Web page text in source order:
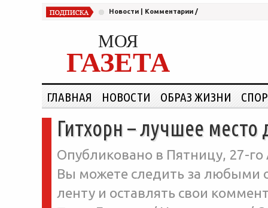
Новости Комментарии /
МОЯ
ГАЗЕТА
ГЛАВНАЯ НОВОСТИ ОБРАЗ ЖИЗНИ
Гитхорн – лучшее
Опубликовано в Пятницу, 27-го
Вы можете следить за любыми
ленту и оставлять свои